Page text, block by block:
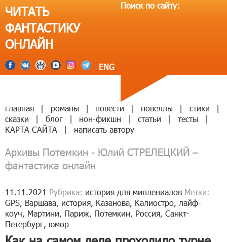
ЧИТАТЬ
ФАНТАСТИКУ
ОНЛАЙН
ENG
Поиск по сайту:
главная | романы | повести | новеллы | стихи
|
сказки
| блог | нон-фикшн | статьи | тесты
|
КАРТА САЙТА
| написать автору
Архивы Потемкин - Юлий СТРЕЛЕЦКИЙ –
фантастика онлайн
11.11.2021 Рубрика: история для миллениалов Метки:
GPS, Варшава, история, Казанова, Калиостро, лайф-
коуч, Мартини, Париж, Потемкин, Россия, Санкт-
Петербург, юмор